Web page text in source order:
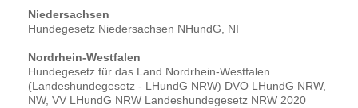
Niedersachsen
Hundegesetz Niedersachsen NHundG, NI
Nordrhein-Westfalen
Hundegesetz für das Land Nordrhein-Westfalen
(Landeshundegesetz - LHundG NRW) DVO LHundG NRW,
NW, VV LHundG NRW Landeshundegesetz NRW 2020